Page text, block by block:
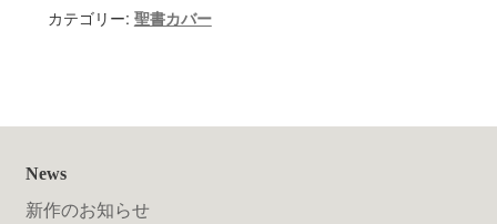
カテゴリー: 聖書カバー
News
新作のお知らせ